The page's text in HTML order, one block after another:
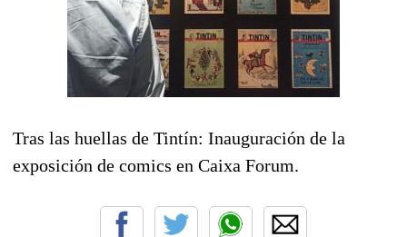
Tras las huellas de Tintín: Inauguración de la
exposición de comics en Caixa Forum.